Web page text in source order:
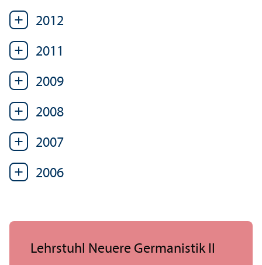
2012
2011
2009
2008
2007
2006
Lehr­stuhl Neuere Germanistik II